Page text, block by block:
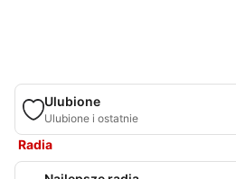
Ulubione
Ulubione i ostatnie
Radia